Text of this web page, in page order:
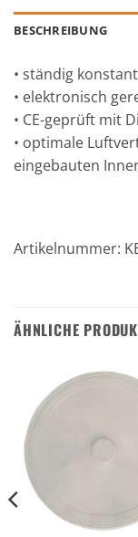
BESCHREIBUNG
• ständig
• elektronisch
• CE-geprüft mit
• optimale
eingebauten
Artikelnummer:
ÄHNLICHE